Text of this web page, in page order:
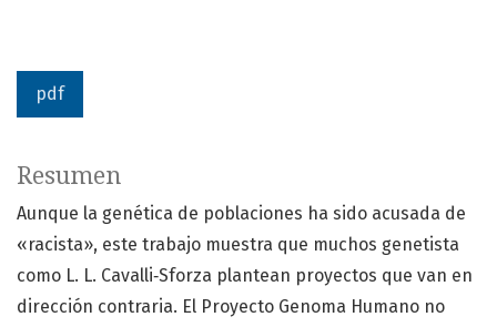
pdf
Resumen
Aunque la genética de poblaciones ha sido acusada de
«racista», este trabajo muestra que muchos genetista
como L. L. Cavalli‐Sforza plantean proyectos que van en
dirección contraria. El Proyecto Genoma Humano no